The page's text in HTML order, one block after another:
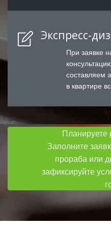
Экспресс-
При заявке
составляем
в квартире
Планируете
Заполните
прораба или
зафиксируйте